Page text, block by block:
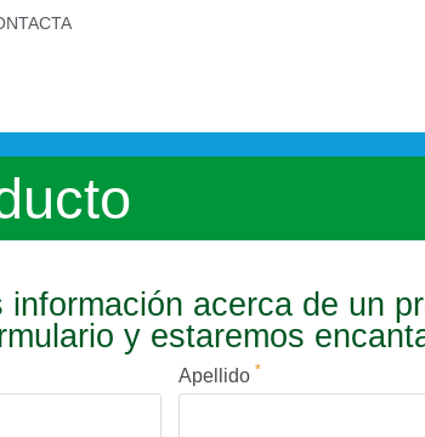
información acerca de un
y estaremos
Apellido *